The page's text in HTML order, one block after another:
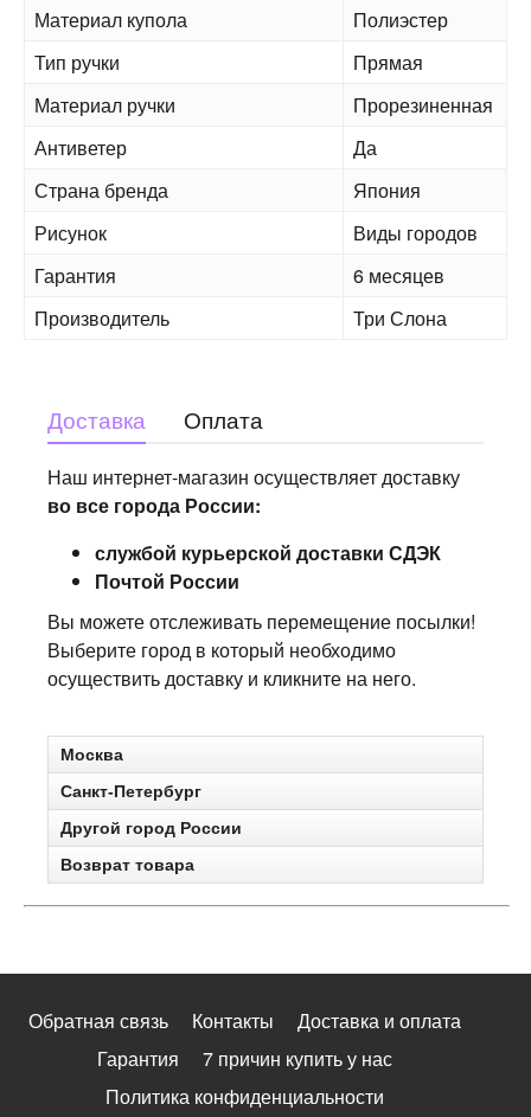
Материал купола
Полиэстер
Тип ручки
Прямая
Материал ручки
Прорезиненная
Антиветер
Да
Страна бренда
Япония
Рисунок
Виды городов
Гарантия
6 месяцев
Производитель
Три Слона
Доставка Оплата
Наш интернет-магазин осуществляет доставку
во все города России:
службой курьерской доставки СДЭК
Почтой России
Вы можете отслеживать перемещение посылки!
Выберите город в который необходимо
осуществить доставку и кликните на него.
Москва
Санкт-Петербург
Другой город России
Возврат товара
Обратная связь Контакты
Доставка и оплата
Гарантия
7 причин купить у нас
Политика конфиденциальности